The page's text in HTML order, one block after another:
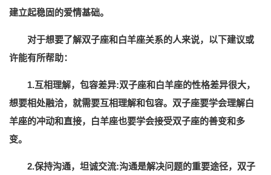
建立起稳固的爱情基础。
对于想要了解双子座和白羊座关系的人来说，以下建议或
许能有所帮助：
1.互相理解，包容差异:双子座和白羊座的性格差异很大，
想要相处融洽，就需要互相理解和包容。双子座要学会理解白
羊座的冲动和直接，白羊座也要学会接受双子座的善变和多
变。
2.保持沟通，坦诚交流:沟通是解决问题的重要途径，双子